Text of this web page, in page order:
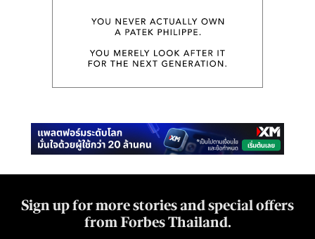
Sign up for more stories and special offers
from Forbes Thailand.